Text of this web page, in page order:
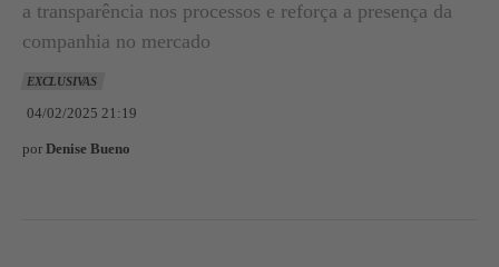
a transparência nos processos e reforça a presença da
companhia no mercado
EXCLUSIVAS
04/02/2025 21:19
por Denise Bueno